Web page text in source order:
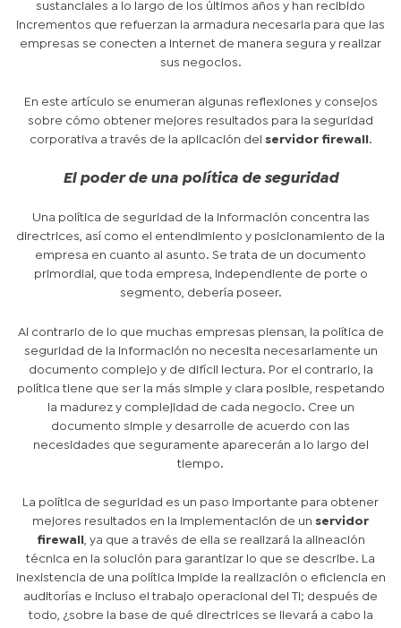
sustanciales a lo largo de los últimos años y han recibido
incrementos que refuerzan la armadura necesaria para que las
empresas se conecten a Internet de manera segura y realizar
sus negocios.
En este artículo se enumeran algunas reflexiones y consejos
sobre cómo obtener mejores resultados para la seguridad
corporativa a través de la aplicación del servidor firewall .
El poder de una política de seguridad
Una política de seguridad de la información concentra las
directrices, así como el entendimiento y posicionamiento de la
empresa en cuanto al asunto. Se trata de un documento
primordial, que toda empresa, independiente de porte o
segmento, debería poseer.
Al contrario de lo que muchas empresas piensan, la política de
seguridad de la información no necesita necesariamente un
documento complejo y de difícil lectura. Por el contrario, la
política tiene que ser la más simple y clara posible, respetando
la madurez y complejidad de cada negocio. Cree un
documento simple y desarrolle de acuerdo con las
necesidades que seguramente aparecerán a lo largo del
tiempo.
La política de seguridad es un paso importante para obtener
mejores resultados en la implementación de un servidor
firewall
, ya que a través de ella se realizará la alineación
técnica en la solución para garantizar lo que se describe. La
inexistencia de una política impide la realización o eficiencia en
auditorías e incluso el trabajo operacional del TI; después de
todo, ¿sobre la base de qué directrices se llevará a cabo la